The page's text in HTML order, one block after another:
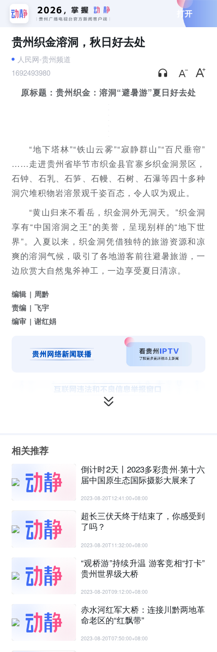
打开
贵州织金溶洞，秋日好去处
人民网-贵州频道
1692493980
原标题：贵州织金：溶洞“避暑游”夏日好去处
“地下塔林”“铁山云雾”“寂静群山”“百尺垂帘”
……走进贵州省毕节市织金县官寨乡织金洞景区，
石钟、石乳、石笋、石幔、石树、石瀑等四十多种
洞穴堆积物岩溶景观千姿百态，令人叹为观止。
“黄山归来不看岳，织金洞外无洞天。”织金洞
享有“中国溶洞之王”的美誉，呈现别样的“地下世
界”。入夏以来，织金洞凭借独特的旅游资源和凉
爽的溶洞气候，吸引了各地游客前往避暑旅游，一
边欣赏大自然鬼斧神工，一边享受夏日清凉。
编辑
周黔
责编
飞宇
编审
谢红娟
相关推荐
倒计时2天丨2023多彩贵州·第十六
届中国原生态国际摄影大展来了
2023-08-20T12:41:00+08:00
超长三伏天终于结束了，你感受到
了吗？
2023-08-20T11:32:00+08:00
“观桥游”持续升温 游客竞相“打卡”
贵州世界级大桥
2023-08-20T09:12:00+08:00
赤水河红军大桥：连接川黔两地革
命老区的“红飘带”
2023-08-20T07:50:00+08:00